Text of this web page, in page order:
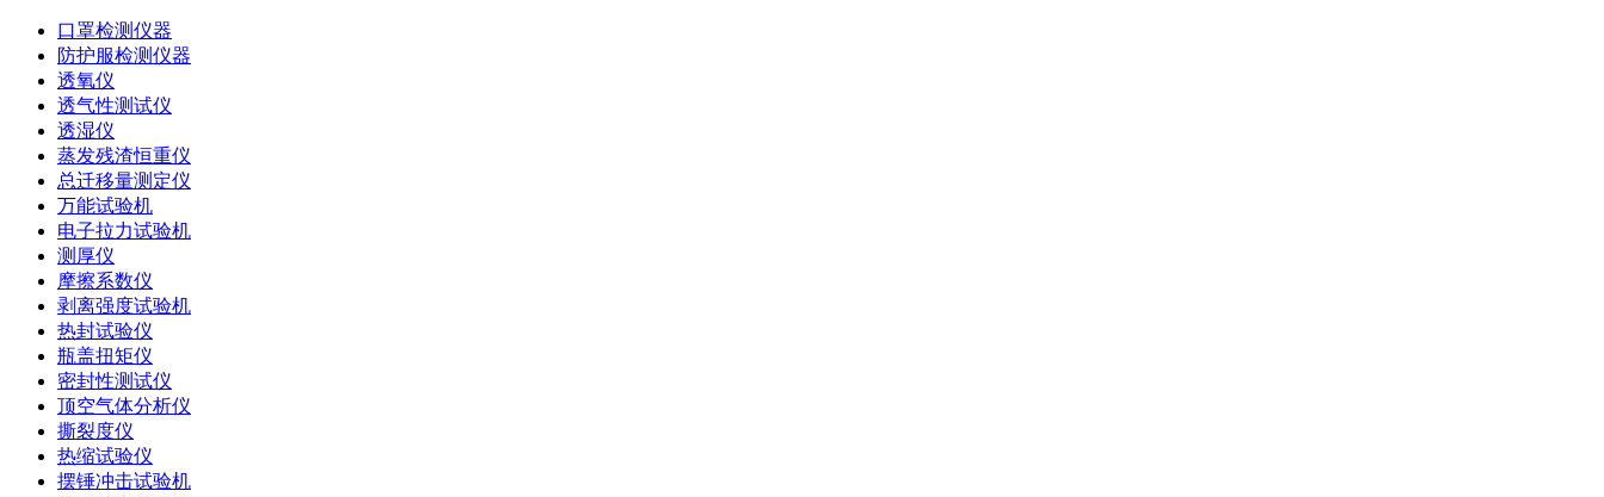
口罩检测仪器
防护服检测仪器
透氧仪
透气性测试仪
透湿仪
蒸发残渣恒重仪
总迁移量测定仪
万能试验机
电子拉力试验机
测厚仪
摩擦系数仪
剥离强度试验机
热封试验仪
瓶盖扭矩仪
密封性测试仪
顶空气体分析仪
撕裂度仪
热缩试验仪
摆锤冲击试验机